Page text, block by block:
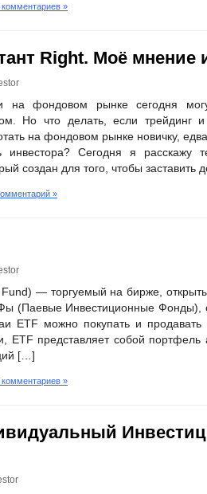
комментариев »
Right. Моё
на фондовом рынке сегодня
Но что делать, если трейдинг
на фондовом рынке новичку,
инвестора? Сегодня я расскажу
создан для того, чтобы заставить
»
— торгуемый на бирже,
(Паевые Инвестиционные Фонды),
ETF можно покупать и
представляет собой портфель
[…]
комментариев »